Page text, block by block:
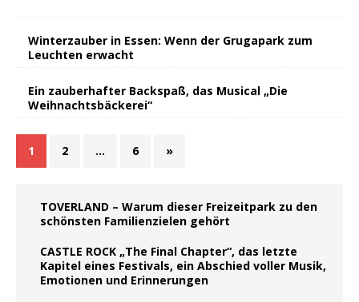
Winterzauber in Essen: Wenn der Grugapark zum
Leuchten erwacht
Ein zauberhafter Backspaß, das Musical „Die
Weihnachtsbäckerei“
1 2 … 6 »
TOVERLAND – Warum dieser Freizeitpark zu den
schönsten Familienzielen gehört
CASTLE ROCK „The Final Chapter“, das letzte
Kapitel eines Festivals, ein Abschied voller Musik,
Emotionen und Erinnerungen